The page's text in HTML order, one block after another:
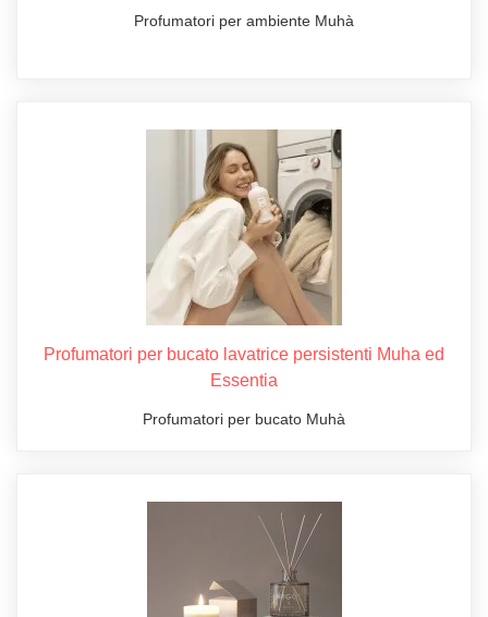
Profumatori per ambiente Muhà
Profumatori per bucato lavatrice persistenti Muha ed
Essentia
Profumatori per bucato Muhà